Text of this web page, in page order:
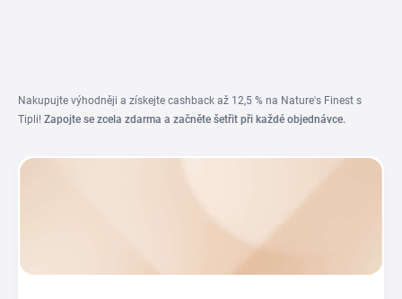
Nakupujte výhodněji a získejte cashback až 12,5 % na Nature's Finest s
Tipli! Zapojte se zcela zdarma a začněte šetřit při každé objednávce.